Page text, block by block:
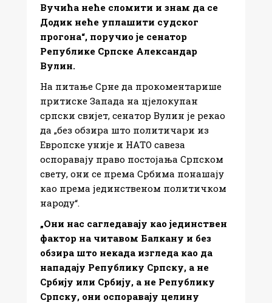
Вучића неће сломити и знам да се
Додик неће уплашити судског
прогона“, поручио је сенатор
Републике Српске Александар
Вулин.
На питање Срне да прокоментарише
притиске Запада на цјелокупан
српски свијет, сенатор Вулин је рекао
да „без обзира што политичари из
Европске уније и НАTО савеза
оспоравају право постојања Српском
свету, они се према Србима понашају
као према јединственом политичком
народу“.
„Они нас сагледавају као јединствен
фактор на читавом Балкану и без
обзира што некада изгледа као да
нападају Републику Српску, а не
Србију или Србију, а не Републику
Српску, они оспоравају целину